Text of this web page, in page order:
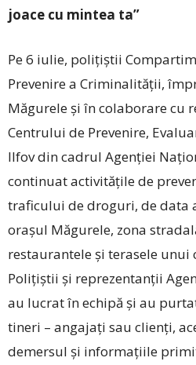
joace cu mintea ta”
Pe 6 iulie, polițiștii
Prevenire a Criminalității,
Măgurele și în colaborare cu
Centrului de Prevenire,
Ilfov din cadrul Agenției
continuat activitățile de
traficului de droguri, de data
orașul Măgurele, zona
restaurantele și terasele
Polițiștii și reprezentanții
au lucrat în echipă și au
tineri – angajați sau clienți,
demersul și informațiile